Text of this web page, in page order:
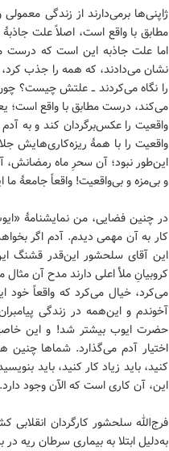
ژاپنی‌ها برمی‌دارند از زندگی
مطابق با واقع است، اصلاً علت
اما علت جاذبه این است که درست
نشان می‌دادند، که همه را جذب کرد،
را نگاه می‌کردند ــ علتش چیست؟
می‌کند، درست مطابق با واقع است؛
واقعیت را عکس‌برگردان کند و به
واقعیت را با همهٔ ریزه‌کاری‌هایش
این‌طور نبود؛ آن سحرِ ماه
و بی‌مزه و بی‌واقعیت! واقعاً جامعهٔ
در چنین فضایی، من نمایشنامهٔ
کار به آن مهمی دیدم. آدم اگر
این آقای سلحشور این‌قدر قشنگ
کروبیانِ ملأ اعلی دارند مدح آن
می‌کرد، خیال می‌کرد که واقعاً خود
آخوندم و این‌همه در زندگی
حضرت ایوب بیشتر شد! و این
اختیار آدم می‌گذارد. شما‌ها چنین
کنید، باید زیاد کار کنید، باید
این، آن کاری است که الآن وجود دارد.
فرج‌الله سلحشور کارگردان
به‌دلیل ابتلا به بیماری سرطان ریه